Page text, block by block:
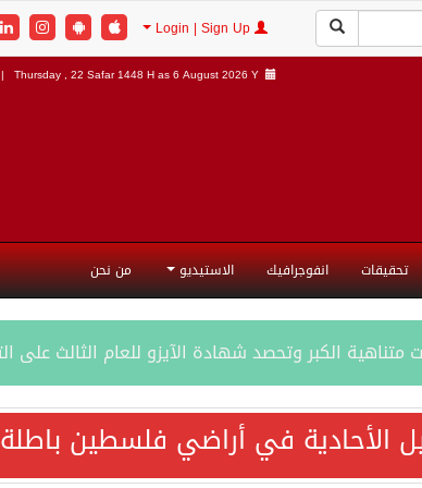
Thursday , 22 Safar 1448 H as6 August 2026 Y |
تحقيقات انفوجرافيك الاستيديو من نحن
الأحادية في أراضي فلسطين باطلة